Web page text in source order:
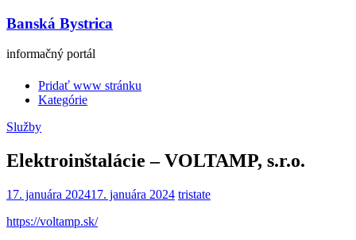
Banská Bystrica
informačný portál
Pridať www stránku
Kategórie
Služby
Elektroinštalácie – VOLTAMP, s.r.o.
17. januára 202417. januára 2024 tristate
https://voltamp.sk/